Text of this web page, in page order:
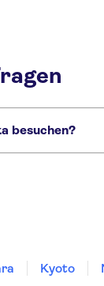
besuchen?
Kyoto